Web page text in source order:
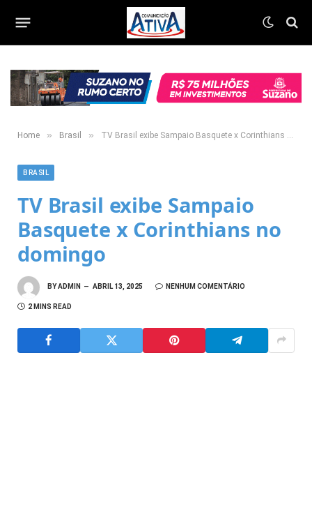
Home » Brasil » TV Brasil exibe Sampaio Basquete x Corinthians no domingo
BRASIL
TV Brasil exibe Sampaio
Basquete x Corinthians no
domingo
BYADMIN ABRIL 13, 2025 NENHUM COMENTÁRIO
2 MINS READ